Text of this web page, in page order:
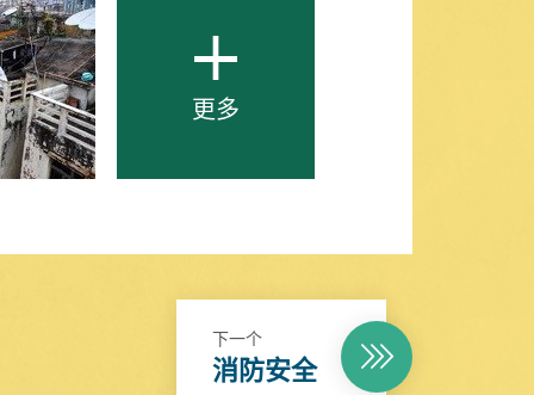
更多
下一个
消防安全